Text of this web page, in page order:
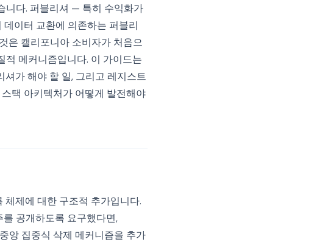
니다. 퍼블리셔 — 특히 수익화가
이터 교환에 의존하는 퍼블리
은 캘리포니아 소비자가 처음으
적 메커니즘입니다. 이 가이드는
가 해야 할 일, 그리고 레지스트
택 아키텍처가 어떻게 발전해야
제에 대한 구조적 추가입니다.
공개하도록 요구했다면,
앙 집중식 삭제 메커니즘을 추가